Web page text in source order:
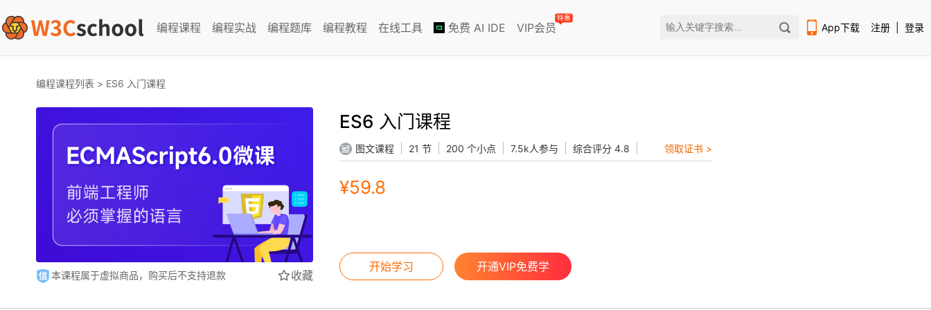
编程课程 编程实战 编程题库 编程教程 在线工具 免费 AI IDE VIP会员
特惠
App下载 注册 登录
编程课程列表 > ES6 入门课程
本课程属于虚拟商品，购买后不支持退款 收藏
ES6 入门课程
图文课程 21 节 200 个小点 7.5k人参与 综合评分 4.8 领取证书 >
¥59.8
开始学习 开通VIP免费学